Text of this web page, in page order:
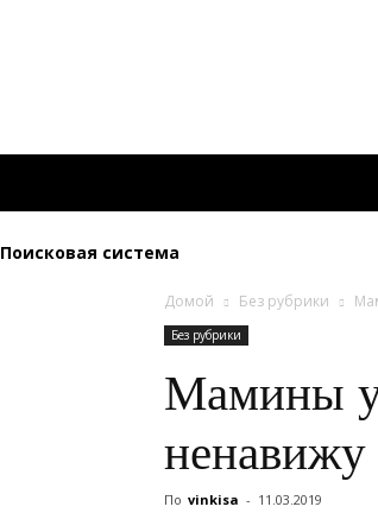
Поисковая система
Домой Без рубрики
Без рубрики
Мамины
ненавижу
По vinkisa - 11.03.2019